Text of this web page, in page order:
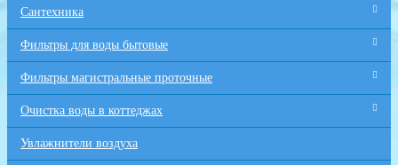
Сантехника
Фильтры для воды бытовые
Фильтры магистральные проточные
Очистка воды в коттеджах
Увлажнители воздуха